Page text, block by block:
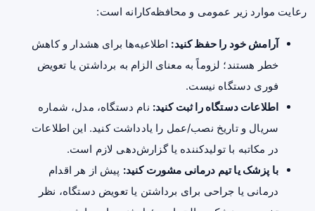
رعایت موارد زیر عمومی و محافظه‌کارانه است:
آرامش خود را حفظ کنید: اطلاعیه‌ها برای هشدار و کاهش
خطر هستند؛ لزوماً به معنای الزام به برداشتن یا تعویض
فوری دستگاه نیست.
اطلاعات دستگاه را ثبت کنید: نام دستگاه، مدل، شماره
سریال و تاریخ نصب/عمل را یادداشت کنید. این اطلاعات
در مکاتبه با تولیدکننده یا گزارش‌دهی لازم است.
با پزشک یا تیم درمانی مشورت کنید: پیش از هر اقدام
درمانی یا جراحی برای برداشتن یا تعویض دستگاه، نظر